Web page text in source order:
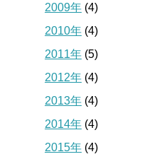
2009年 (4)
2010年 (4)
2011年 (5)
2012年 (4)
2013年 (4)
2014年 (4)
2015年 (4)